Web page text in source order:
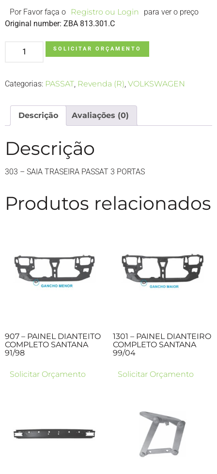
Por Favor faça o Registro ou Login
para ver o preço
Original number: ZBA 813.301.C
SOLICITAR ORÇAMENTO
Categorias: PASSAT, Revenda (R), VOLKSWAGEN
Descrição Avaliações (0)
Descrição
303 – SAIA TRASEIRA PASSAT 3 PORTAS
Produtos relacionados
907 – PAINEL DIANTEITO
COMPLETO SANTANA
91/98
Solicitar Orçamento
1301 – PAINEL DIANTEIRO
COMPLETO SANTANA
99/04
Solicitar Orçamento